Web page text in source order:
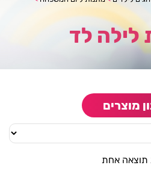
לילה לד
מוצרים
תוצאה אחת